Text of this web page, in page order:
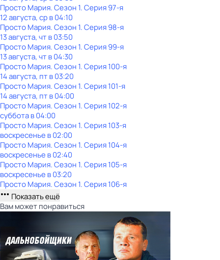
Просто Мария. Сезон 1. Серия 97-я
12 августа, ср в 04:10
Просто Мария. Сезон 1. Серия 98-я
13 августа, чт в 03:50
Просто Мария. Сезон 1. Серия 99-я
13 августа, чт в 04:30
Просто Мария. Сезон 1. Серия 100-я
14 августа, пт в 03:20
Просто Мария. Сезон 1. Серия 101-я
14 августа, пт в 04:00
Просто Мария. Сезон 1. Серия 102-я
субботав04:00
Просто Мария. Сезон 1. Серия 103-я
воскресенье в02:00
Просто Мария. Сезон 1. Серия 104-я
воскресенье в02:40
Просто Мария. Сезон 1. Серия 105-я
воскресенье в03:20
Просто Мария. Сезон 1. Серия 106-я
Показать ещё
Вам может понравиться